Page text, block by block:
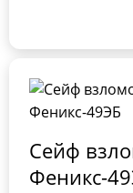
Сейф
Феникс-